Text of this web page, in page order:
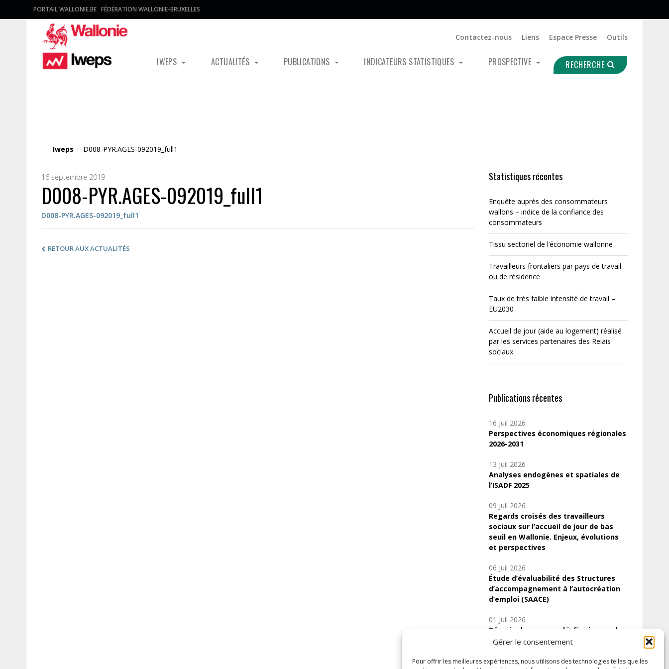
Gérer le consentement
Pour offrir les meilleures expériences, nous utilisons des technologies telles que les
PORTAIL WALLONIE.BE FÉDÉRATION WALLONIE-BRUXELLES
Contactez-nous Liens Espace Presse Outils
IWEPS ACTUALITÉS PUBLICATIONS INDICATEURS STATISTIQUES PROSPECTIVE RECHERCHE
Iweps / D008-PYR.AGES-092019_full1
16 septembre 2019
D008-PYR.AGES-092019_full1
D008-PYR.AGES-092019_full1
RETOUR AUX ACTUALITÉS
Statistiques récentes
Enquête auprès des consommateurs
wallons – indice de la confiance des
consommateurs
Tissu sectoriel de l’économie wallonne
Travailleurs frontaliers par pays de travail
ou de résidence
Taux de très faible intensité de travail –
EU2030
Accueil de jour (aide au logement) réalisé
par les services partenaires des Relais
sociaux
Publications récentes
16 Juil 2026
Perspectives économiques régionales
2026-2031
13 Juil 2026
Analyses endogènes et spatiales de
l’ISADF 2025
09 Juil 2026
Regards croisés des travailleurs
sociaux sur l’accueil de jour de bas
seuil en Wallonie. Enjeux, évolutions
et perspectives
06 Juil 2026
Étude d’évaluabilité des Structures
d’accompagnement à l’autocréation
d’emploi (SAACE)
01 Juil 2026
Pénurie du personnel infirmier :quels
indicateurs d’offre de soins pour